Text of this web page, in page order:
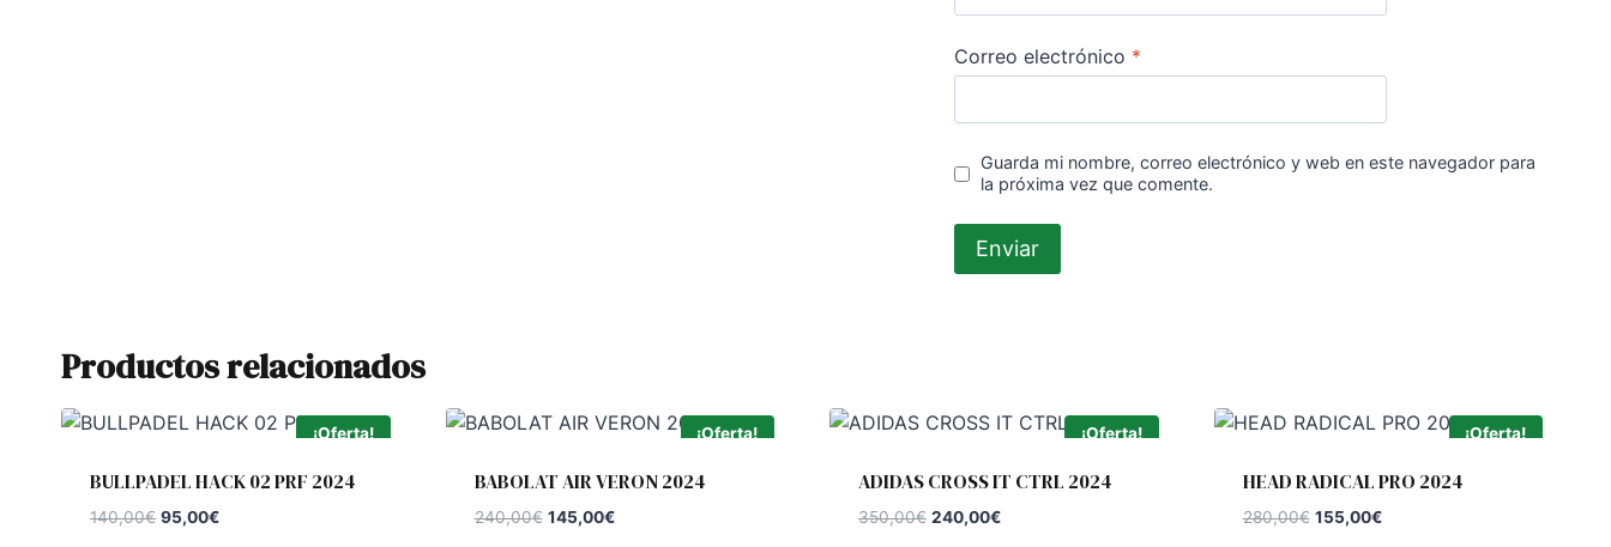
Correo electrónico *
Guarda mi nombre, correo electrónico y web en este navegador para
la próxima vez que comente.
Productos relacionados
¡Oferta!
BULLPADEL HACK 02 PRF 2024
140,00€ El
95,00€El
¡Oferta!
BABOLAT AIR VERON 2024
240,00€ El
145,00€El
¡Oferta!
ADIDAS CROSS IT CTRL 2024
350,00€ El
240,00€El
¡Oferta!
HEAD RADICAL PRO 2024
280,00€ El
155,00€El